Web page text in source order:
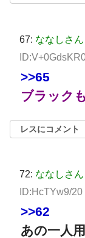
67: ななしさん
>>65
ブラック
レスにコメント
72: ななしさん
ID:HcTYw9/20
>>62
あの一人